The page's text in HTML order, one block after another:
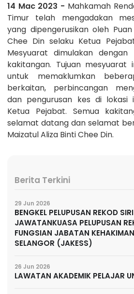
14 Mac 2023 - Mahkamah
Timur telah mengadakan
yang dipengerusikan oleh
Chee Din selaku Ketua
Mesyuarat dimulakan
kakitangan. Tujuan mesyuarat
untuk memaklumkan
berkaitan, perbincangan
dan pengurusan kes di lokasi
Ketua Pejabat. Semua
selamat datang dan selamat
Maizatul Aliza Binti Chee Din.
Berita Terkini
29 Jun 2026
BENGKEL PELUPUSAN REKOD
JAWATANKUASA PELUPUSAN
FUNGSIAN JABATAN
SELANGOR (JAKESS)
26 Jun 2026
LAWATAN AKADEMIK PELAJAR